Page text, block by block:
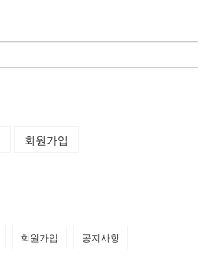
회원가입
회원가입 공지사항